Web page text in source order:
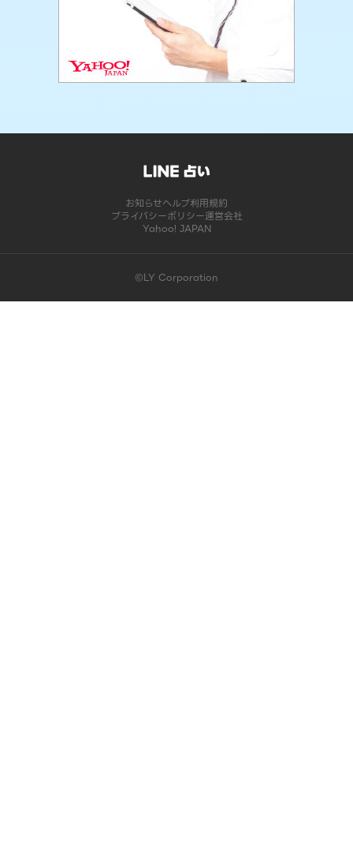
お知らせヘルプ利用規約
プライバシーポリシー運営会社
Yahoo! JAPAN
©LY Corporation
このコンテンツは掲載が終了しました | LINE占い